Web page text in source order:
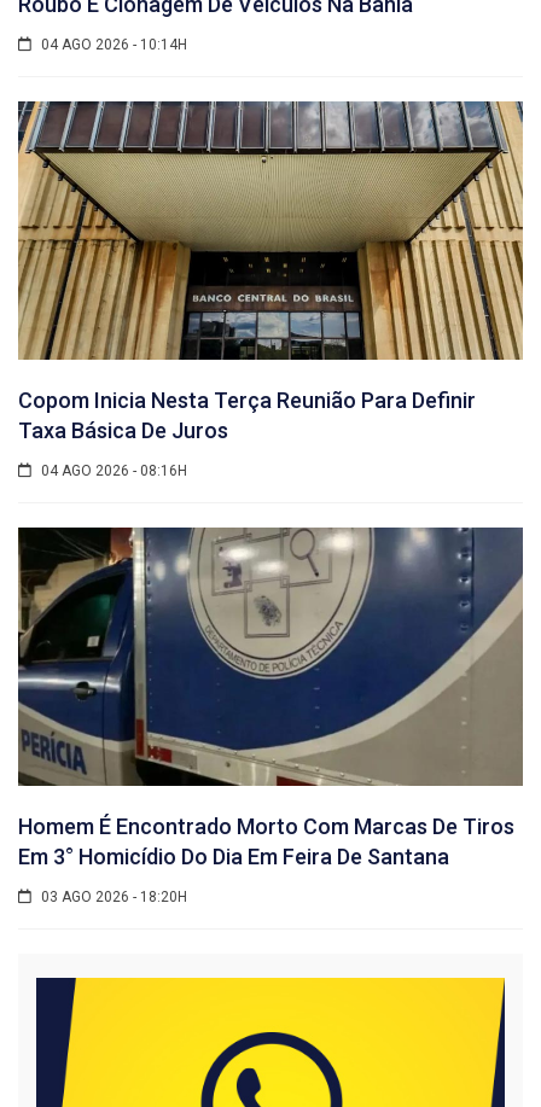
04 AGO 2026 - 10:14H
Copom Inicia Nesta Terça Reunião Para Definir
Taxa Básica De Juros
04 AGO 2026 - 08:16H
Homem É Encontrado Morto Com Marcas De Tiros
Em 3° Homicídio Do Dia Em Feira De Santana
03 AGO 2026 - 18:20H